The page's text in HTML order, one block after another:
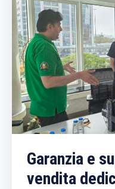
Garanzia e
vendita